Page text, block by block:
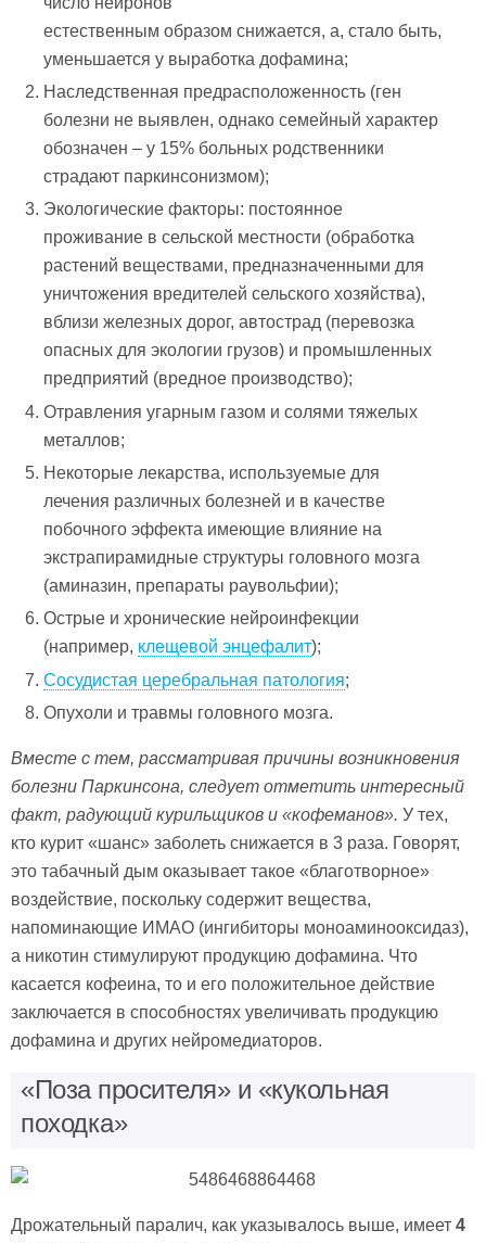
естественным образом снижается, а, стало быть,
уменьшается у выработка дофамина;
Наследственная предрасположенность (ген
болезни не выявлен, однако семейный характер
обозначен – у 15% больных родственники
страдают паркинсонизмом);
Экологические факторы: постоянное
проживание в сельской местности (обработка
растений веществами, предназначенными для
уничтожения вредителей сельского хозяйства),
вблизи железных дорог, автострад (перевозка
опасных для экологии грузов) и промышленных
предприятий (вредное производство);
Отравления угарным газом и солями тяжелых
металлов;
Некоторые лекарства, используемые для
лечения различных болезней и в качестве
побочного эффекта имеющие влияние на
экстрапирамидные структуры головного мозга
(аминазин, препараты раувольфии);
Острые и хронические нейроинфекции
(например, клещевой энцефалит);
Сосудистая церебральная патология;
Опухоли и травмы головного мозга.
Вместе с тем, рассматривая причины возникновения
болезни Паркинсона, следует отметить интересный
факт, радующий курильщиков и «кофеманов». У тех,
кто курит «шанс» заболеть снижается в 3 раза. Говорят,
это табачный дым оказывает такое «благотворное»
воздействие, поскольку содержит вещества,
напоминающие ИМАО (ингибиторы моноаминооксидаз),
а никотин стимулируют продукцию дофамина. Что
касается кофеина, то и его положительное действие
заключается в способностях увеличивать продукцию
дофамина и других нейромедиаторов.
«Поза просителя» и «кукольная
походка»
Дрожательный паралич, как указывалось выше, имеет 4